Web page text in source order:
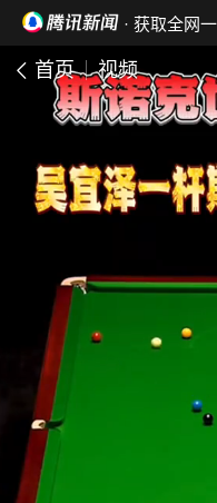
· 获取全网
首页 视频